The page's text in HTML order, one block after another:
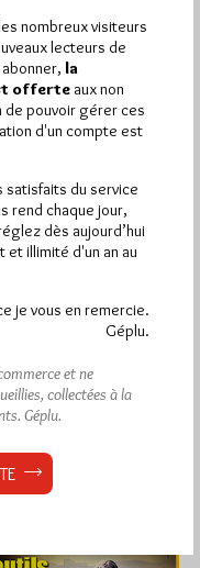
nombreux visiteurs
lecteurs de
la
offerte aux non
de pouvoir gérer ces
d'un compte est
satisfaits du service
rend chaque jour,
dès aujourd’hui
et illimité d'un an au
je vous en remercie.
Géplu.
et ne
collectées à la
Géplu.